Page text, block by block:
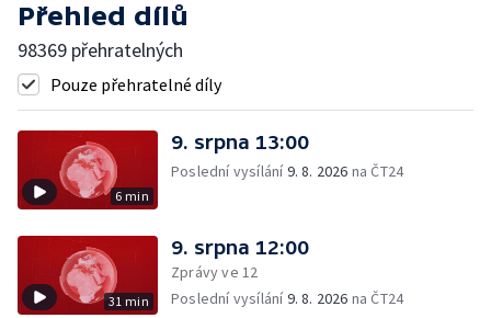
Přehled dílů
98369 přehratelných
Pouze přehratelné díly
6 min
9. srpna 13:00
Poslední vysílání9. 8. 2026 na ČT24
31 min
9. srpna 12:00
Zprávy ve 12
Poslední vysílání9. 8. 2026 na ČT24